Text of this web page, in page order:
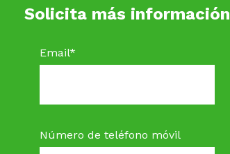
Solicita más información
Email*
Número de teléfono móvil